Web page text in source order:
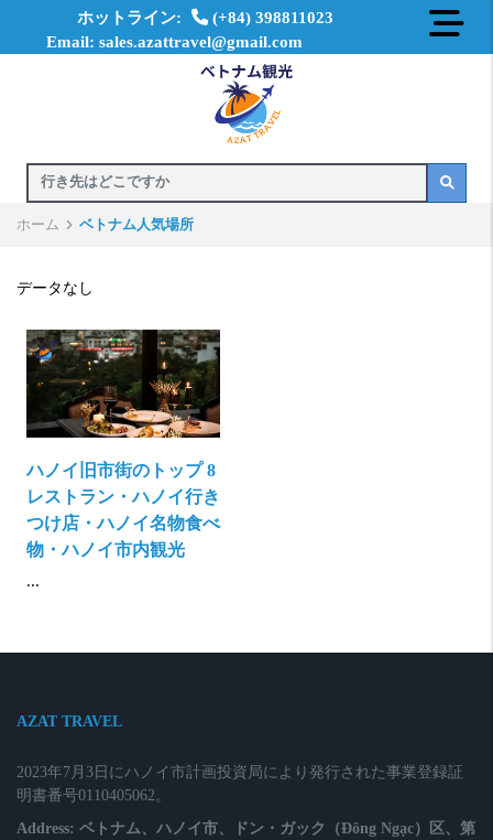
ホットライン:
(+84) 398811023
Email: sales.azattravel@gmail.com
ホーム ベトナム人気場所
データなし
ハノイ旧市街のトップ 8
レストラン・ハノイ行き
つけ店・ハノイ名物食べ
物・ハノイ市内観光
...
AZAT TRAVEL
2023年7月3日にハノイ市計画投資局により発行された事業登録証
明書番号0110405062。
Address: ベトナム、ハノイ市、ドン・ガック（Đông Ngạc）区、第